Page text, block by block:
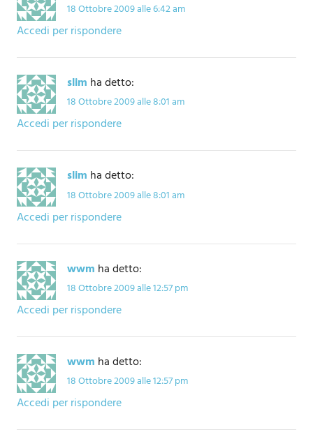
18 Ottobre 2009 alle 6:42 am
Accedi per rispondere
slim ha detto:
18 Ottobre 2009 alle 8:01 am
Accedi per rispondere
slim ha detto:
18 Ottobre 2009 alle 8:01 am
Accedi per rispondere
wwm ha detto:
18 Ottobre 2009 alle 12:57 pm
Accedi per rispondere
wwm ha detto:
18 Ottobre 2009 alle 12:57 pm
Accedi per rispondere